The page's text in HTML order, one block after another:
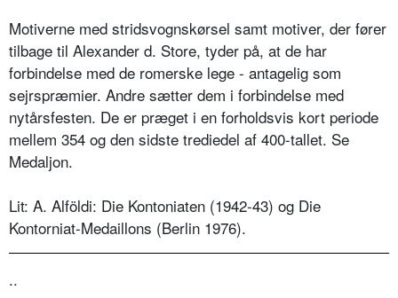
Motiverne med stridsvognskørsel samt motiver, der fører
tilbage til Alexander d. Store, tyder på, at de har
forbindelse med de romerske lege - antagelig som
sejrspræmier. Andre sætter dem i forbindelse med
nytårsfesten. De er præget i en forholdsvis kort periode
mellem 354 og den sidste trediedel af 400-tallet. Se
Medaljon.
Lit: A. Alföldi: Die Kontoniaten (1942-43) og Die
Kontorniat-Medaillons (Berlin 1976).
..